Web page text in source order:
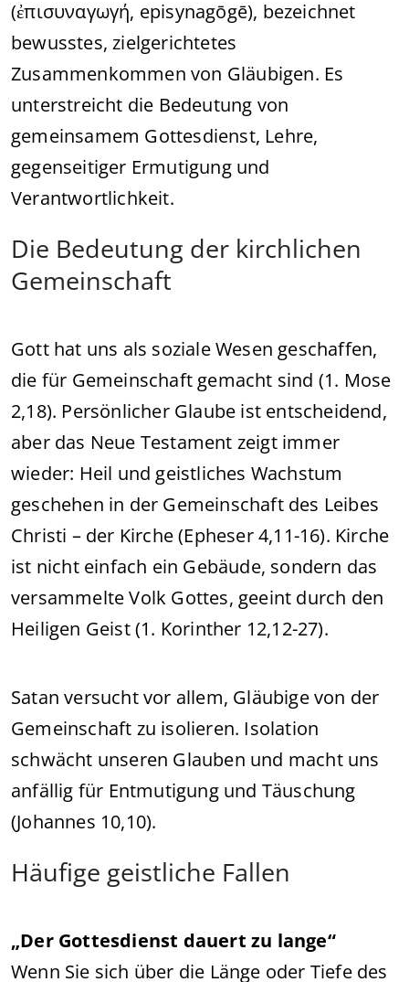
(ἐπισυναγωγή, episynagōgē), bezeichnet
bewusstes, zielgerichtetes
Zusammenkommen von Gläubigen. Es
unterstreicht die Bedeutung von
gemeinsamem Gottesdienst, Lehre,
gegenseitiger Ermutigung und
Verantwortlichkeit.
Die Bedeutung der kirchlichen
Gemeinschaft
Gott hat uns als soziale Wesen geschaffen,
die für Gemeinschaft gemacht sind (1. Mose
2,18). Persönlicher Glaube ist entscheidend,
aber das Neue Testament zeigt immer
wieder: Heil und geistliches Wachstum
geschehen in der Gemeinschaft des Leibes
Christi – der Kirche (Epheser 4,11-16). Kirche
ist nicht einfach ein Gebäude, sondern das
versammelte Volk Gottes, geeint durch den
Heiligen Geist (1. Korinther 12,12-27).
Satan versucht vor allem, Gläubige von der
Gemeinschaft zu isolieren. Isolation
schwächt unseren Glauben und macht uns
anfällig für Entmutigung und Täuschung
(Johannes 10,10).
Häufige geistliche Fallen
„Der Gottesdienst dauert zu lange“
Wenn Sie sich über die Länge oder Tiefe des